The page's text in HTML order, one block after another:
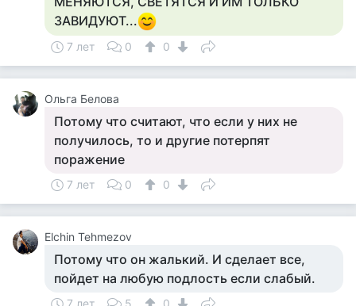
ЗАВИДУЮТ...
7 лет 0 0
Ольга Белова
Потому что считают, что если у них не
получилось, то и другие потерпят
поражение
7 лет 0 0
Elchin Tehmezov
Потому что он жалький. И сделает все,
пойдет на любую подлость если слабый.
7 лет 5
0